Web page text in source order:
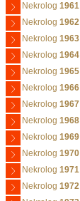
Nekrolog 1961
Nekrolog 1962
Nekrolog 1963
Nekrolog 1964
Nekrolog 1965
Nekrolog 1966
Nekrolog 1967
Nekrolog 1968
Nekrolog 1969
Nekrolog 1970
Nekrolog 1971
Nekrolog 1972